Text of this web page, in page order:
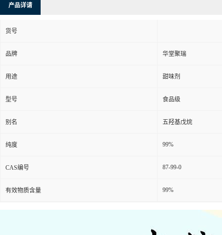
产品详请
货号
品牌 华堂聚瑞
用途 甜味剂
型号 食品级
别名 五羟基戊烷
纯度 99%
CAS编号 87-99-0
有效物质含量 99%